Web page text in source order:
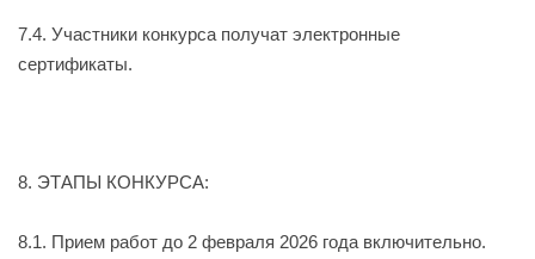
7.4. Участники конкурса получат электронные
сертификаты.
8. ЭТАПЫ КОНКУРСА:
8.1. Прием работ до 2 февраля 2026 года включительно.